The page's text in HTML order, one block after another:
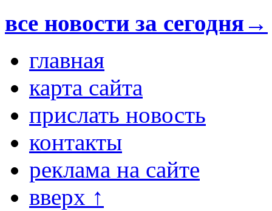
все новости за сегодня→
главная
карта сайта
прислать новость
контакты
реклама на сайте
вверх ↑